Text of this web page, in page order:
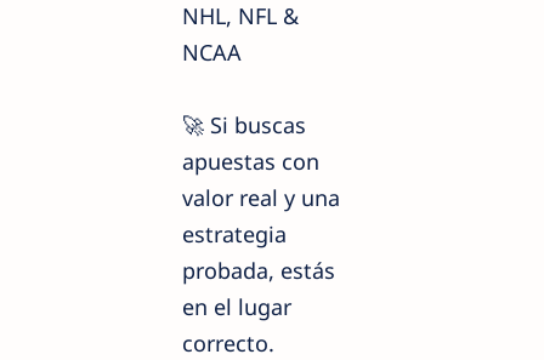
NHL, NFL &
NCAA
🚀 Si buscas
apuestas con
valor real y una
estrategia
probada, estás
en el lugar
correcto.